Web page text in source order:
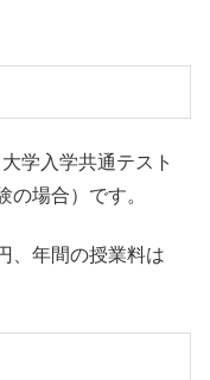
学入学共通テスト
場合）です。
、年間の授業料は